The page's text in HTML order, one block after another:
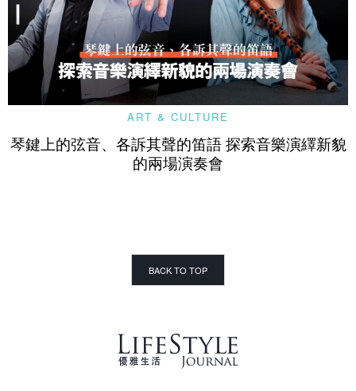
ART & CULTURE
琴鍵上的弦音、各訴其聲的笛語 探索音樂演繹新貌
的兩場演奏會
BACK TO TOP